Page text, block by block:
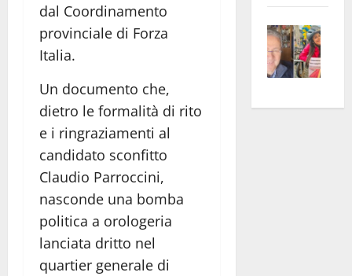
dal Coordinamento
provinciale di Forza
Italia.
Un documento che,
dietro le formalità di rito
e i ringraziamenti al
candidato sconfitto
Claudio Parroccini,
nasconde una bomba
politica a orologeria
lanciata dritto nel
quartier generale di
euro
apre